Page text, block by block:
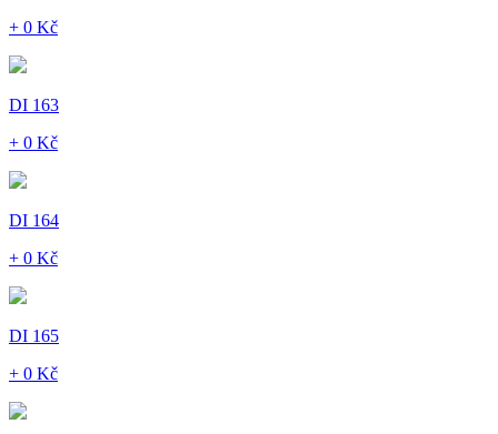
+ 0 Kč
DI 163
+ 0 Kč
DI 164
+ 0 Kč
DI 165
+ 0 Kč